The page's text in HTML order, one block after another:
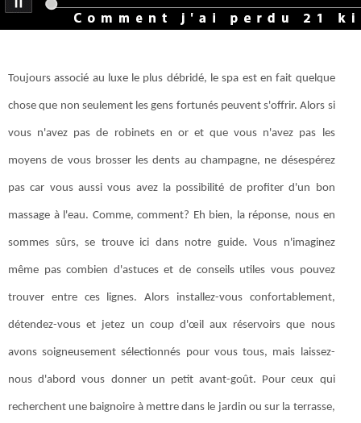
Toujours associé au luxe le plus débridé, le spa est en fait quelque
chose que non seulement les gens fortunés peuvent s'offrir. Alors si
vous n'avez pas de robinets en or et que vous n'avez pas les
moyens de vous brosser les dents au champagne, ne désespérez
pas car vous aussi vous avez la possibilité de profiter d'un bon
massage à l'eau. Comme, comment? Eh bien, la réponse, nous en
sommes sûrs, se trouve ici dans notre guide. Vous n'imaginez
même pas combien d'astuces et de conseils utiles vous pouvez
trouver entre ces lignes. Alors installez-vous confortablement,
détendez-vous et jetez un coup d'œil aux réservoirs que nous
avons soigneusement sélectionnés pour vous tous, mais laissez-
nous d'abord vous donner un petit avant-goût. Pour ceux qui
recherchent une baignoire à mettre dans le jardin ou sur la terrasse,